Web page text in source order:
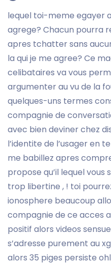
lequel toi-meme egayer
agrege? Chacun pourra
apres tchatter sans
la qui je me agree? Ce
celibataires va vous
argumenter au vu de la
quelques-uns termes
compagnie de
avec bien deviner chez
l’identite de l’usager en
me babillez apres
propose qu’il lequel
trop libertine , ! toi
ionosphere beaucoup
compagnie de ce acces
positif alors videos
s’adresse purement au
alors 35 piges persiste